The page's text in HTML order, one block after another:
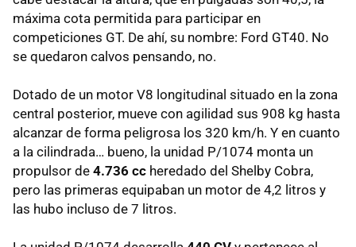
máxima cota permitida para participar en
competiciones GT. De ahí, su nombre: Ford GT40. No
se quedaron calvos pensando, no.
Dotado de un motor V8 longitudinal situado en la zona
central posterior, mueve con agilidad sus 908 kg hasta
alcanzar de forma peligrosa los 320 km/h. Y en cuanto
a la cilindrada… bueno, la unidad P/1074 monta un
propulsor de 4.736 cc heredado del Shelby Cobra,
pero las primeras equipaban un motor de 4,2 litros y
las hubo incluso de 7 litros.